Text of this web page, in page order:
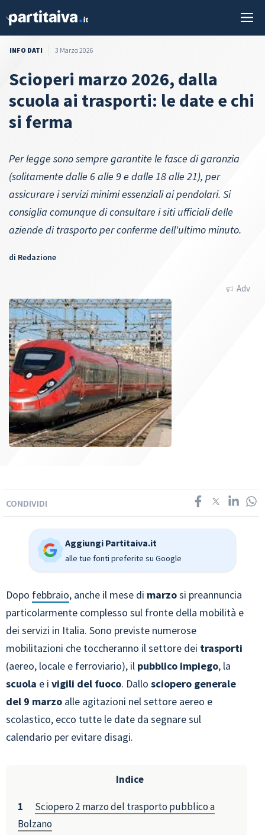
INFO DATI 3 Marzo 2026
Scioperi marzo 2026, dalla
scuola ai trasporti: le date e chi
si ferma
Per legge sono sempre garantite le fasce di garanzia
(solitamente dalle 6 alle 9 e dalle 18 alle 21), per
assicurare i servizi minimi essenziali ai pendolari. Si
consiglia comunque di consultare i siti ufficiali delle
aziende di trasporto per conferme dell'ultimo minuto.
di Redazione
Adv
CONDIVIDI
Aggiungi Partitaiva.it
alle tue fonti preferite su Google
Dopo febbraio, anche il mese di marzosi preannuncia
particolarmente complesso sul fronte della mobilità e
dei servizi in Italia. Sono previste numerose
mobilitazioni che toccheranno il settore dei trasporti
(aereo, locale e ferroviario), il pubblico impiego, la
scuola e i vigili del fuoco. Dallo sciopero generale
del 9 marzo alle agitazioni nel settore aereo e
scolastico, ecco tutte le date da segnare sul
calendario per evitare disagi.
Indice
Sciopero 2 marzo del trasporto pubblico a
Bolzano